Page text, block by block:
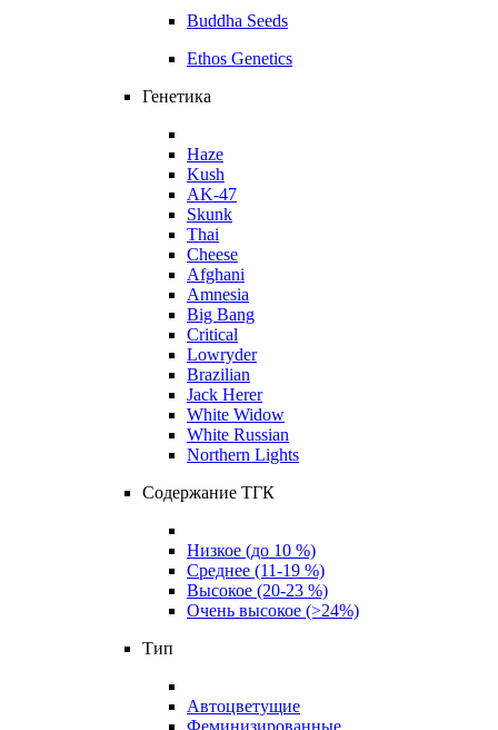
Buddha Seeds
Ethos Genetics
Генетика
Haze
Kush
AK-47
Skunk
Thai
Cheese
Afghani
Amnesia
Big Bang
Critical
Lowryder
Brazilian
Jack Herer
White Widow
White Russian
Northern Lights
Содержание ТГК
Низкое (до 10 %)
Среднее (11-19 %)
Высокое (20-23 %)
Очень высокое (>24%)
Тип
Автоцветущие
Феминизированные